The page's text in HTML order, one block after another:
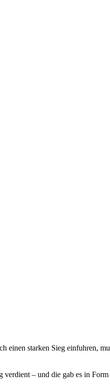
starken Sieg einfuhren,
– und die gab es in